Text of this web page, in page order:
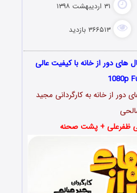
۳۱ اردیبهشت ۱۳۹۸
۳۶۶۵۱۳ بازدید
دور از خانه با کیفیت عالی
1080p
سال های دور از خانه به کارگردانی مجید
ظفرعلی + پشت صحنه